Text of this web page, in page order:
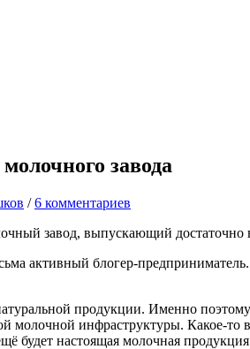
завода
/6 комментариев
завод, выпускающий
активный блогер-
продукции. Именно
молочной инфраструктуры. Какое-
будет настоящая молочная